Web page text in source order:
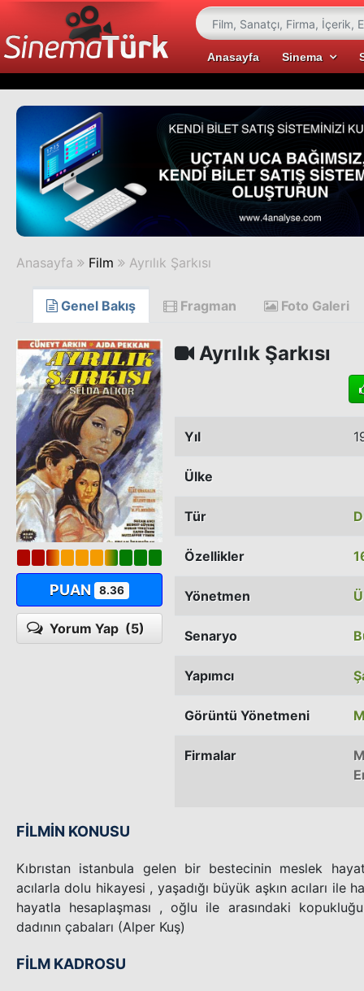
Anasayfa Sinema
Anasayfa Film Ayrılık Şarkısı
Genel Bakış Fragman Foto Galeri
PUAN 8.36
Yorum Yap (5)
Ayrılık Şarkısı
Yıl
Ülke
Tür
Özellikler
Yönetmen
Senaryo
Yapımcı
Görüntü Yönetmeni
Firmalar
FİLMİN KONUSU
Kıbrıstan istanbula gelen bir bestecinin meslek
acılarla dolu hikayesi , yaşadığı büyük aşkın acıları ile
hayatla hesaplaşması , oğlu ile arasındaki
dadının çabaları (Alper Kuş)
FİLM KADROSU